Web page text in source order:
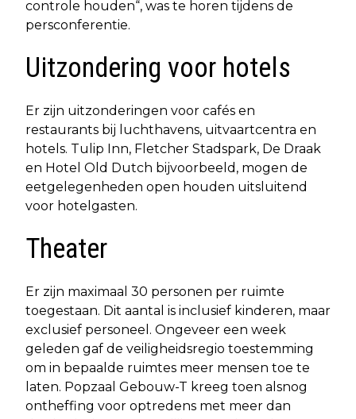
controle houden“, was te horen tijdens de
persconferentie.
Uitzondering voor hotels
Er zijn uitzonderingen voor cafés en
restaurants bij luchthavens, uitvaartcentra en
hotels. Tulip Inn, Fletcher Stadspark, De Draak
en Hotel Old Dutch bijvoorbeeld, mogen de
eetgelegenheden open houden uitsluitend
voor hotelgasten.
Theater
Er zijn maximaal 30 personen per ruimte
toegestaan. Dit aantal is inclusief kinderen, maar
exclusief personeel. Ongeveer een week
geleden gaf de veiligheidsregio toestemming
om in bepaalde ruimtes meer mensen toe te
laten. Popzaal Gebouw-T kreeg toen alsnog
ontheffing voor optredens met meer dan